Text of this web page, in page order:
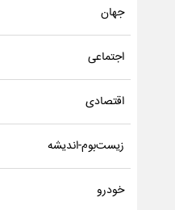
جهان
اجتماعی
اقتصادی
زیست‌بوم-اندیشه
خودرو